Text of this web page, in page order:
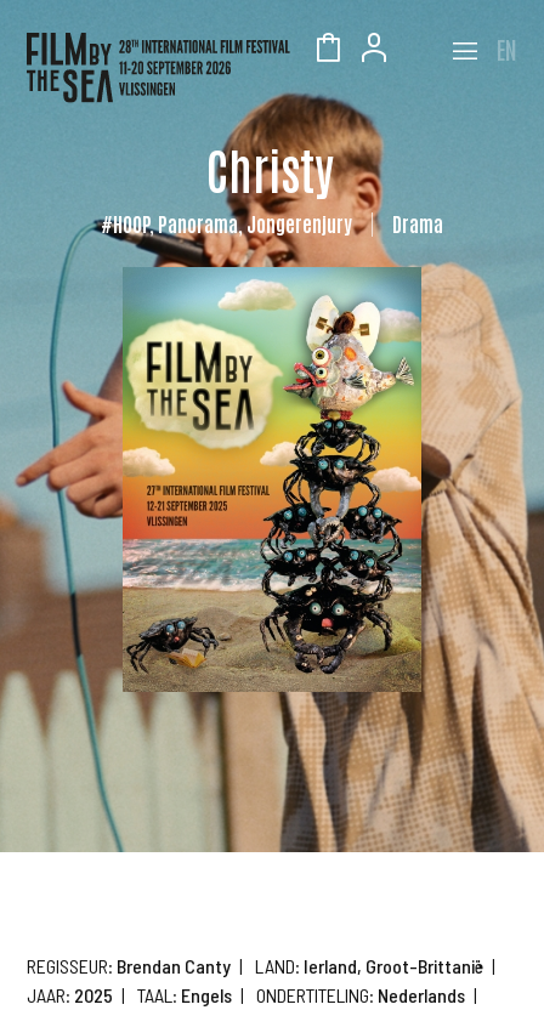
EN
Christy
#HOOP, Panorama, Jongerenjury Drama
REGISSEUR: Brendan Canty | LAND: Ierland, Groot-Brittanië |
JAAR: 2025 | TAAL: Engels | ONDERTITELING: Nederlands |